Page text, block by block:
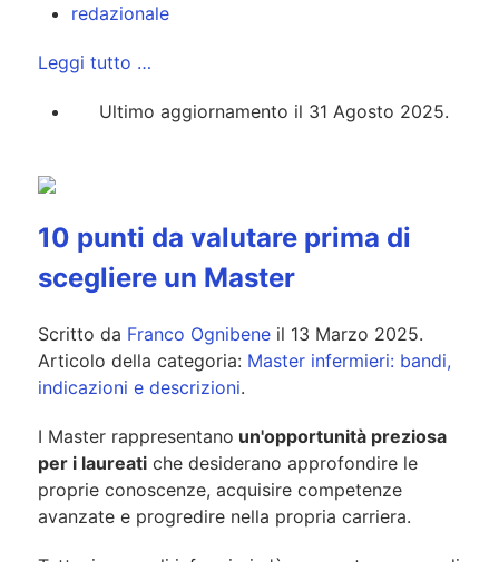
redazionale
Leggi tutto …
Ultimo aggiornamento il 31 Agosto 2025.
10 punti da valutare prima di
scegliere un Master
Scritto da Franco Ognibene il 13 Marzo 2025.
Articolo della categoria: Master infermieri: bandi,
indicazioni e descrizioni.
I Master rappresentano un'opportunità preziosa
per i laureati che desiderano approfondire le
proprie conoscenze, acquisire competenze
avanzate e progredire nella propria carriera.